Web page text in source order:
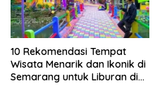
10 Rekomendasi Tempat
Wisata Menarik dan Ikonik di
Semarang untuk Liburan di